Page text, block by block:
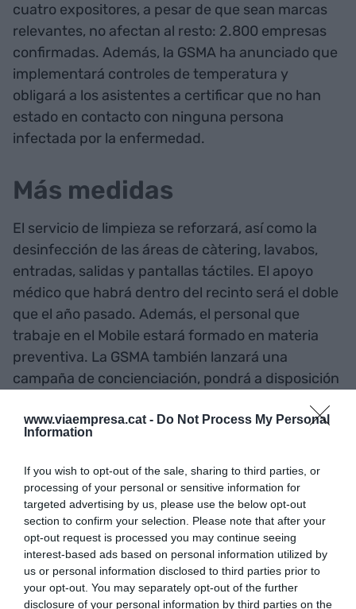
www.viaempresa.cat - Do Not Process My Personal
Information
If you wish to opt-out of the sale, sharing to third parties, or
processing of your personal or sensitive information for
targeted advertising by us, please use the below opt-out
section to confirm your selection. Please note that after your
opt-out request is processed you may continue seeing
interest-based ads based on personal information utilized by
us or personal information disclosed to third parties prior to
your opt-out. You may separately opt-out of the further
disclosure of your personal information by third parties on the
cuatro expositores, a pesar de que sean marcas
relevantes, no afectan al resto: 2.800 empresas
confirmadas. Además, la GSMA ha anunciado que
implementará controles de temperatura y
obligará a los asistentes a certificar que no han
estado en contacto con ninguna persona
infectada por la enfermedad.
Más medidas
El servicio de limpieza se reforzará, así como la
desinfección de las áreas de càtering, lavabos,
entradas, salidas y pantallas táctiles. El apoyo
médico que habrá dentro del recinto será el doble
que el año pasado. Además, el personal que
trabaje en el Mobile estará formado en materia
preventiva. La GSMA también lanzará una
campaña de concienciación, pondrá a disposición
actuación a los hoteles, restaurantes y transporte
La semana pasada ya trascendió la política de no
dar la mano que quieren promover, además de un
teléfono de servicio médico 24 horas entre los
días 12 y 29 de febrero. La GSMA asegura que
continúan monitorizando la situación respecto al
coronavirus y que los planes de actuación se irán